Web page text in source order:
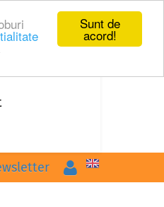
Sunt de
acord!
Logare